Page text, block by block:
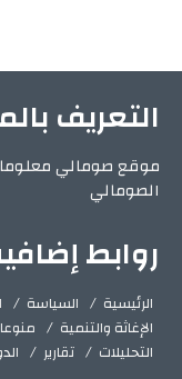
التعريف
موقع صومالي
الصومالي
روابط
الرئيسية السياسة
الإغاثة والتنمية
التحليلات
تقارير